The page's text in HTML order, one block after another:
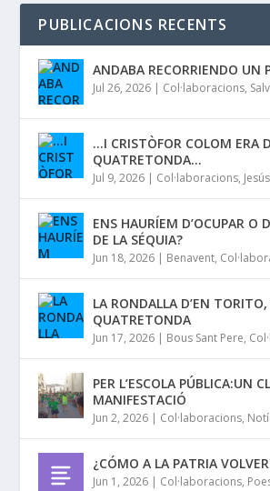
PUBLICACIONS RECENTS
ANDABA RECORRIENDO UN
Jul 26, 2026 | Col·laboracions,
…I CRISTÒFOR COLOM ERA
QUATRETONDA…
Jul 9, 2026 | Col·laboracions,
ENS HAURÍEM D’OCUPAR O
DE LA SÉQUIA?
Jun 18, 2026 | Benavent,
LA RONDALLA D’EN
QUATRETONDA
Jun 17, 2026 | Bous Sant Pere,
PER L’ESCOLA PÚBLICA:UN
MANIFESTACIÓ
Jun 2, 2026 | Col·laboracions,
¿CÓMO A LA PATRIA
Jun 1, 2026 | Col·laboracions,